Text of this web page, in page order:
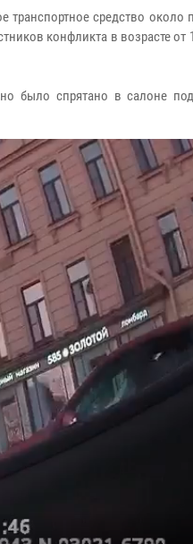
средство около
конфликта в возрасте от
было спрятано в салоне